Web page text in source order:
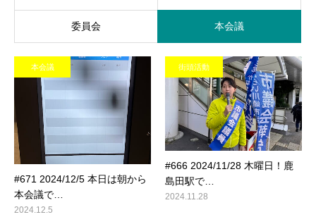
委員会 本会議
本会議
#671 2024/12/5 本日は朝から
本会議で…
2024.12.5
街頭活動
#666 2024/11/28 木曜日！鹿
島田駅で…
2024.11.28